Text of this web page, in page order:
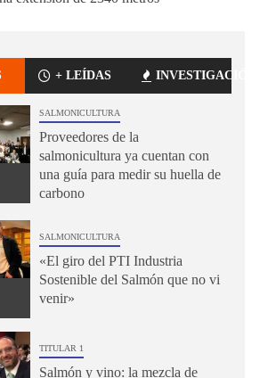
+ LEÍDAS INVESTIGACIÓN
SALMONICULTURA
Proveedores de la
salmonicultura ya cuentan con
una guía para medir su huella de
carbono
SALMONICULTURA
«El giro del PTI Industria
Sostenible del Salmón que no vi
venir»
TITULAR 1
Salmón y vino: la mezcla de